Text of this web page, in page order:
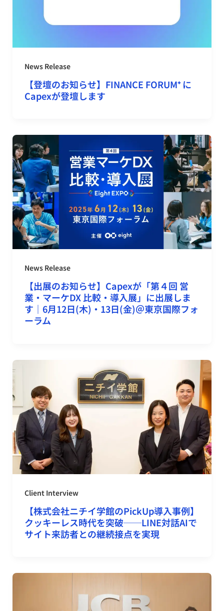
News Release
【登壇のお知らせ】FINANCE FORUM⁺ に
Capexが登壇します
News Release
【出展のお知らせ】Capexが「第４回 営
業・マーケDX 比較・導入展」に出展しま
す｜6月12日(木)・13日(金)＠東京国際フォ
ーラム
Client Interview
【株式会社ニチイ学館のPickUp導入事例】
クッキーレス時代を突破──LINE対話AIで
サイト来訪者との継続接点を実現